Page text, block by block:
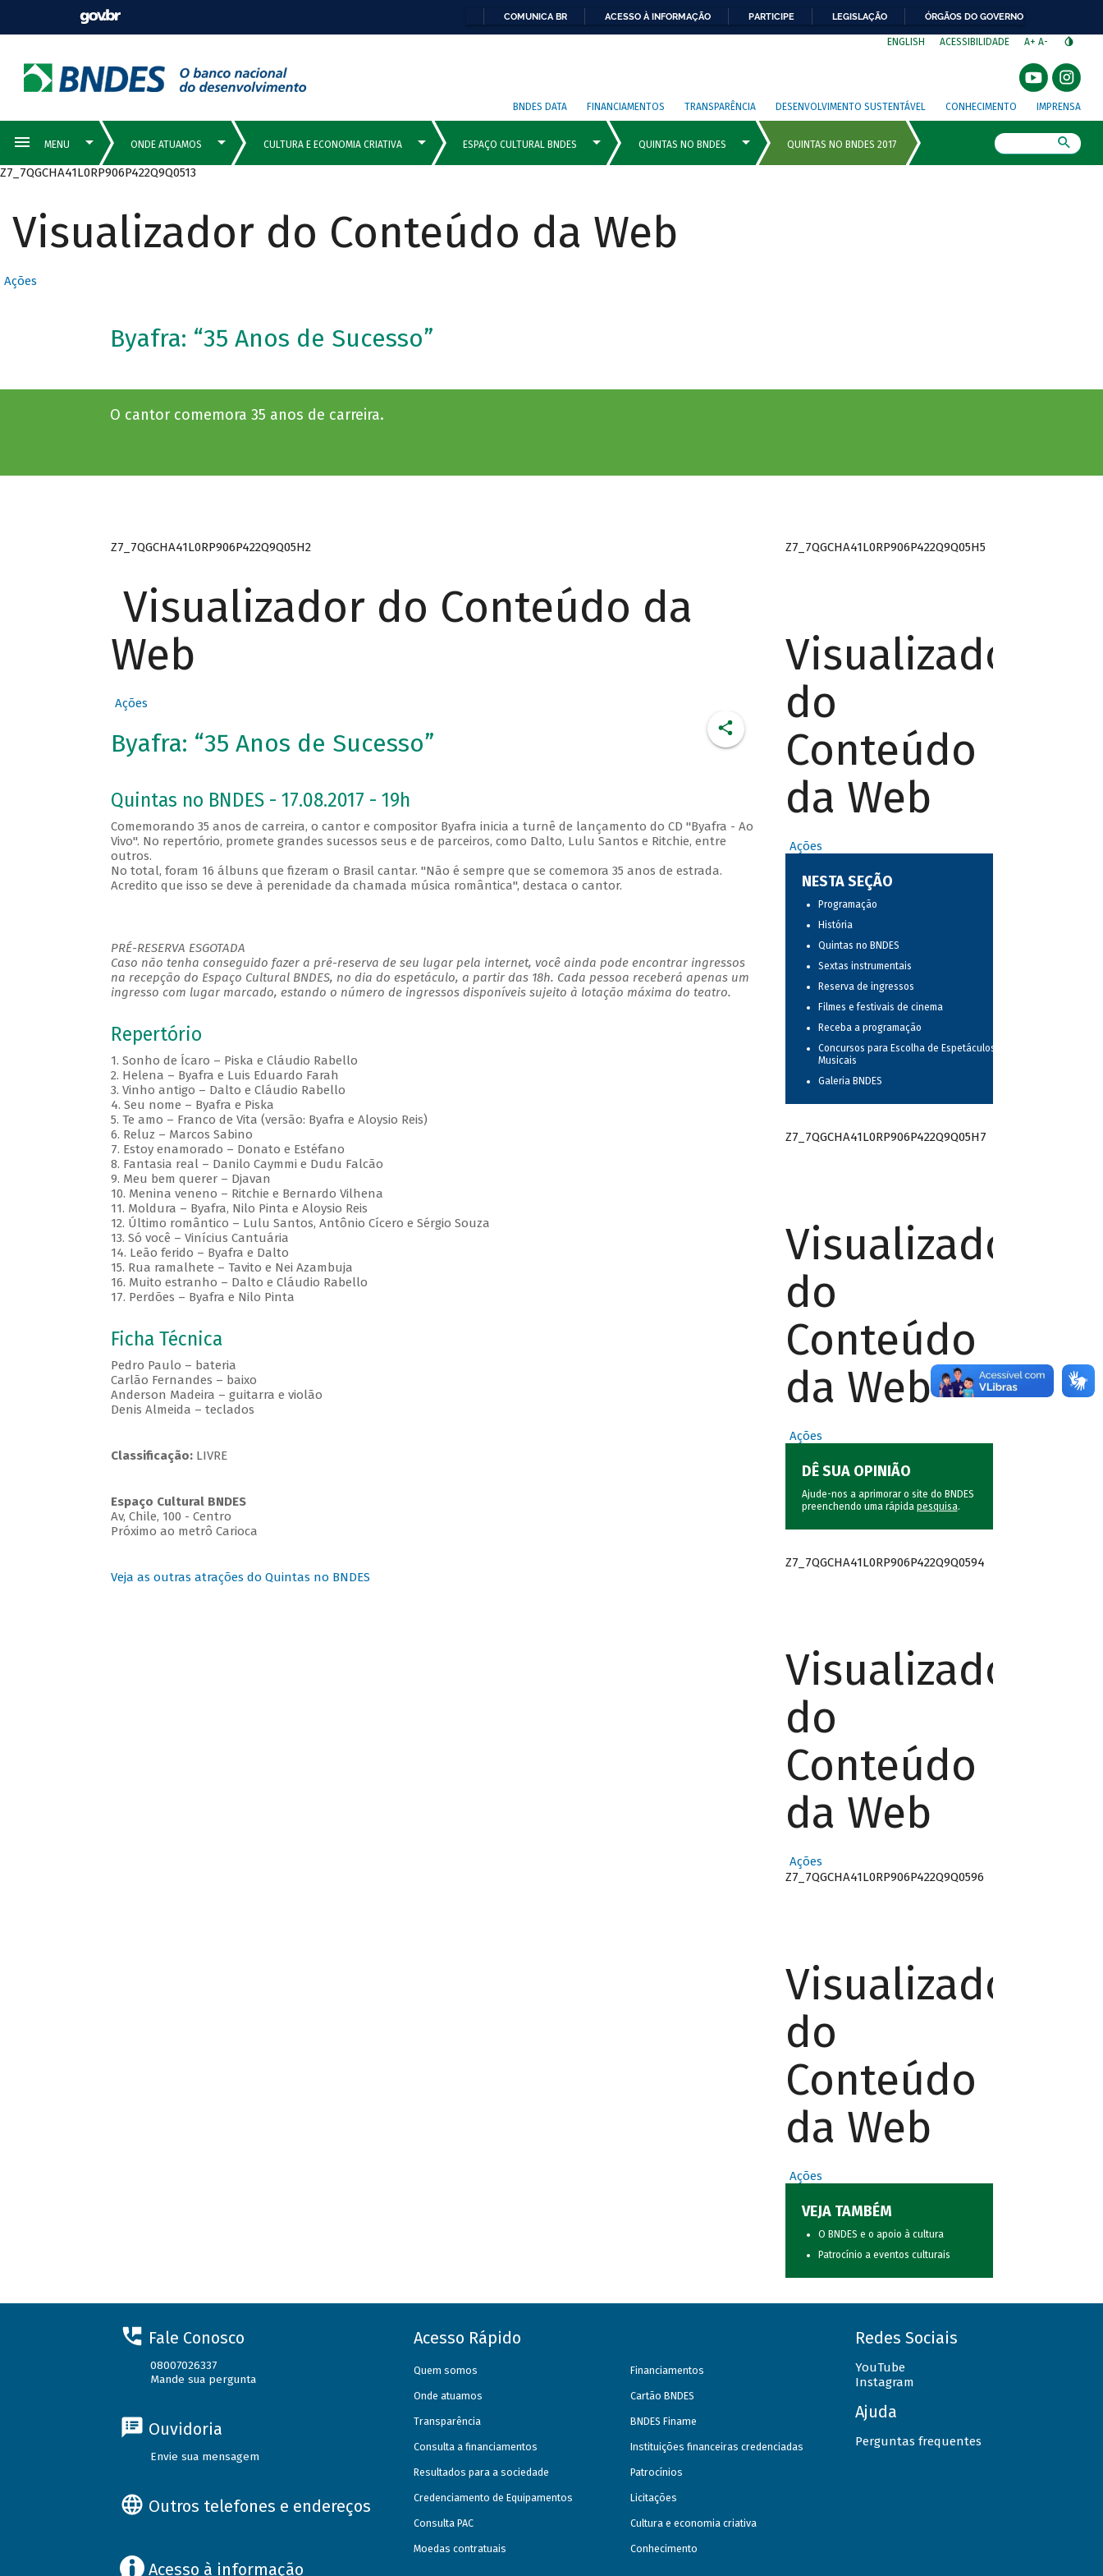
COMUNICA BR ACESSO À INFORMAÇÃO PARTICIPE LEGISLAÇÃO ÓRGÃOS DO GOVERNO
ENGLISH ACESSIBILIDADE A+ A-
BNDES DATA FINANCIAMENTOS TRANSPARÊNCIA DESENVOLVIMENTO SUSTENTÁVEL CONHECIMENTO IMPRENSA
Z7_7QGCHA41L0RP906P422Q9Q0513
Visualizador do Conteúdo da Web
Ações
Byafra: “35 Anos de Sucesso”
O cantor comemora 35 anos de carreira.
Z7_7QGCHA41L0RP906P422Q9Q05H2
Visualizador do Conteúdo da
Web
Ações
Byafra: “35 Anos de Sucesso”
Quintas no BNDES - 17.08.2017 - 19h
Comemorando 35 anos de carreira, o cantor e compositor Byafra inicia a turnê de lançamento do CD "Byafra - Ao
Vivo". No repertório, promete grandes sucessos seus e de parceiros, como Dalto, Lulu Santos e Ritchie, entre
outros.
No total, foram 16 álbuns que fizeram o Brasil cantar. "Não é sempre que se comemora 35 anos de estrada.
Acredito que isso se deve à perenidade da chamada música romântica", destaca o cantor.
PRÉ-RESERVA ESGOTADA
Caso não tenha conseguido fazer a pré-reserva de seu lugar pela internet, você ainda pode encontrar ingressos
na recepção do Espaço Cultural BNDES, no dia do espetáculo, a partir das 18h. Cada pessoa receberá apenas um
ingresso com lugar marcado, estando o número de ingressos disponíveis sujeito à lotação máxima do teatro.
Repertório
1. Sonho de Ícaro – Piska e Cláudio Rabello
2. Helena – Byafra e Luis Eduardo Farah
3. Vinho antigo – Dalto e Cláudio Rabello
4. Seu nome – Byafra e Piska
5. Te amo – Franco de Vita (versão: Byafra e Aloysio Reis)
6. Reluz – Marcos Sabino
7. Estoy enamorado – Donato e Estéfano
8. Fantasia real – Danilo Caymmi e Dudu Falcão
9. Meu bem querer – Djavan
10. Menina veneno – Ritchie e Bernardo Vilhena
11. Moldura – Byafra, Nilo Pinta e Aloysio Reis
12. Último romântico – Lulu Santos, Antônio Cícero e Sérgio Souza
13. Só você – Vinícius Cantuária
14. Leão ferido – Byafra e Dalto
15. Rua ramalhete – Tavito e Nei Azambuja
16. Muito estranho – Dalto e Cláudio Rabello
17. Perdões – Byafra e Nilo Pinta
Ficha Técnica
Pedro Paulo – bateria
Carlão Fernandes – baixo
Anderson Madeira – guitarra e violão
Denis Almeida – teclados
Classificação: LIVRE
Espaço Cultural BNDES
Av, Chile, 100 - Centro
Próximo ao metrô Carioca
Veja as outras atrações do Quintas no BNDES
Z7_7QGCHA41L0RP906P422Q9Q05H5
Visualizador
do
Conteúdo
da Web
Ações
NESTA SEÇÃO
Programação
História
Quintas no BNDES
Sextas instrumentais
Reserva de ingressos
Filmes e festivais de cinema
Receba a programação
Concursos para Escolha de Espetáculos
Musicais
Galeria BNDES
Z7_7QGCHA41L0RP906P422Q9Q05H7
Visualizador
do
Conteúdo
da Web
Ações
DÊ SUA OPINIÃO
Ajude-nos a aprimorar o site do BNDES
preenchendo uma rápida pesquisa.
Z7_7QGCHA41L0RP906P422Q9Q0594
Visualizador
do
Conteúdo
da Web
Ações
Z7_7QGCHA41L0RP906P422Q9Q0596
Visualizador
do
Conteúdo
da Web
Ações
VEJA TAMBÉM
O BNDES e o apoio à cultura
Patrocínio a eventos culturais
Fale Conosco
08007026337
Mande sua pergunta
Ouvidoria
Envie sua mensagem
Outros telefones e endereços
Acesso à informação
Acesso Rápido
Quem somos
Onde atuamos
Transparência
Consulta a financiamentos
Resultados para a sociedade
Credenciamento de Equipamentos
Consulta PAC
Moedas contratuais
Financiamentos
Cartão BNDES
BNDES Finame
Instituições financeiras credenciadas
Patrocínios
Licitações
Cultura e economia criativa
Conhecimento
Redes Sociais
YouTube
Instagram
Ajuda
Perguntas frequentes